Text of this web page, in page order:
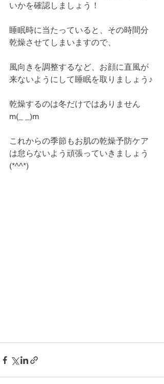
いかを確認しましょう！
睡眠時に当たっていると、その時間分
乾燥させてしまいますので、
風向きを調整するなど、お顔に直風が
来ないようにして睡眠を取りましょう♪
乾燥するのは冬だけではありません
m(_ _)m
これからの季節もお肌の乾燥予防ケア
は怠らないよう頑張っていきましょう
(*^^*)